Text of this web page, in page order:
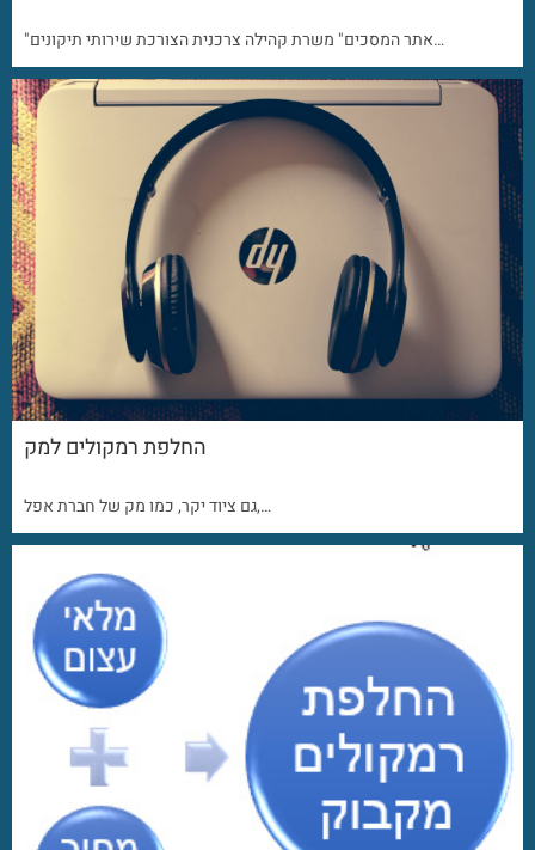
"אתר המסכים" משרת קהילה צרכנית הצורכת שירותי תיקונים…
החלפת רמקולים למק
גם ציוד יקר, כמו מק של חברת אפל,…